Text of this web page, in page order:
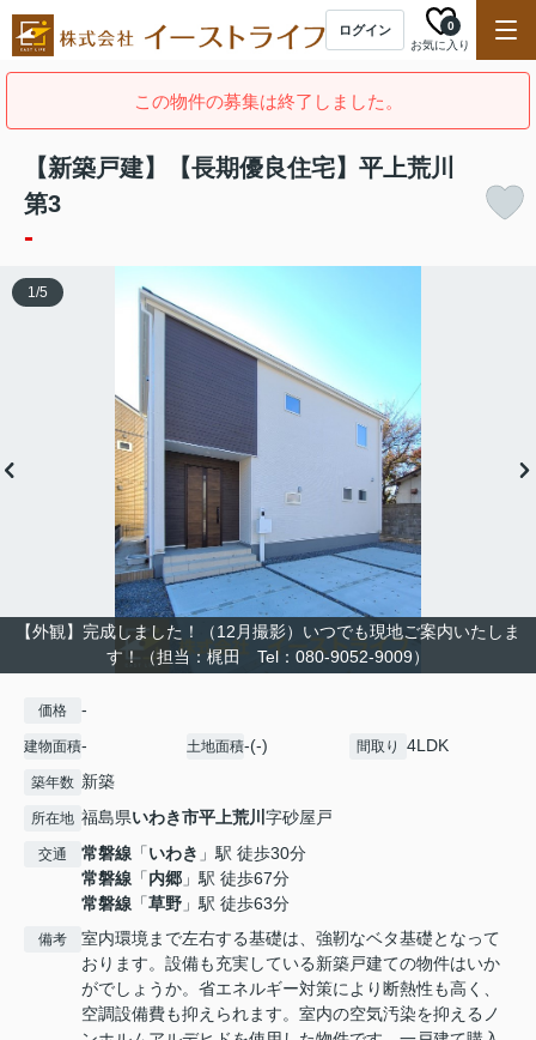
ログイン
お気に入り
0
この物件の募集は終了しました。
【新築戸建】【長期優良住宅】平上荒川
第3
-
【外観】完成しました！（12月撮影）いつでも現地ご案内いたしま
す！（担当：梶田 Tel：080-9052-9009）
1/5
価格 -
建物面積- 土地面積-(-) 間取り 4LDK
築年数 新築
所在地 福島県いわき市平上荒川 字砂屋戸
交通 常磐線 「いわき 」駅 徒歩30分
常磐線 「内郷 」駅 徒歩67分
常磐線 「草野 」駅 徒歩63分
備考
室内環境まで左右する基礎は、強靭なベタ基礎となって
おります。設備も充実している新築戸建ての物件はいか
がでしょうか。省エネルギー対策により断熱性も高く、
空調設備費も抑えられます。室内の空気汚染を抑えるノ